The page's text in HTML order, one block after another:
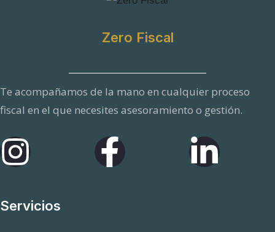
o
Zero Fiscal
Te acompañamos de la mano en cualquier proceso
fiscal en el que necesites asesoramiento o gestión.
Servicios